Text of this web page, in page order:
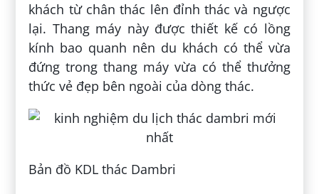
khách từ chân thác lên đỉnh thác và ngược
lại. Thang máy này được thiết kế có lồng
kính bao quanh nên du khách có thể vừa
đứng trong thang máy vừa có thể thưởng
thức vẻ đẹp bên ngoài của dòng thác.
Bản đồ KDL thác Dambri